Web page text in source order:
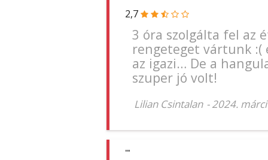
2,7
3 óra szolgálta fel az
rengeteget vártunk :(
az igazi… De a
szuper jó volt!
Lilian Csintalan -2024.
""